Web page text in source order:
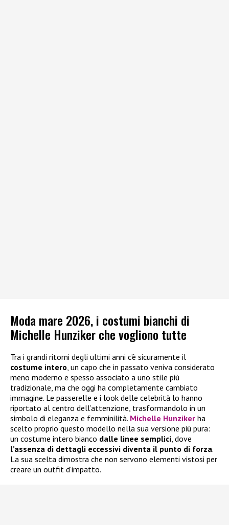
Moda mare 2026, i costumi bianchi di
Michelle Hunziker che vogliono tutte
Tra i grandi ritorni degli ultimi anni c’è sicuramente il
costume intero , un capo che in passato veniva considerato
meno moderno e spesso associato a uno stile più
tradizionale, ma che oggi ha completamente cambiato
immagine. Le passerelle e i look delle celebrità lo hanno
riportato al centro dell’attenzione, trasformandolo in un
simbolo di eleganza e femminilità. Michelle Hunziker ha
scelto proprio questo modello nella sua versione più pura:
un costume intero bianco dalle linee semplici , dove
l’assenza di dettagli eccessivi diventa il punto di forza.
La sua scelta dimostra che non servono elementi vistosi per
creare un outfit d’impatto.